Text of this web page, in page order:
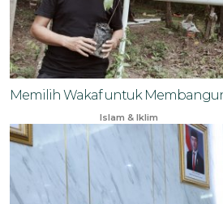
Memilih Wakaf untuk
Islam & Iklim